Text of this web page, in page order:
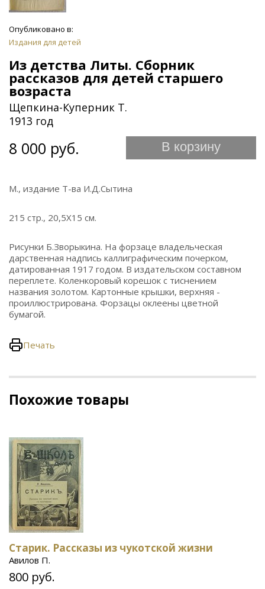
Опубликовано в:
Издания для детей
Из детства Литы. Сборник
рассказов для детей старшего
возраста
Щепкина-Куперник Т.
1913 год
8 000 руб. В корзину
М., издание Т-ва И.Д.Сытина
215 стр., 20,5Х15 см.
Рисунки Б.Зворыкина. На форзаце владельческая
дарственная надпись каллиграфическим почерком,
датированная 1917 годом. В издательском составном
переплете. Коленкоровый корешок с тиснением
названия золотом. Картонные крышки, верхняя -
проиллюстрирована. Форзацы оклеены цветной
бумагой.
Печать
Похожие товары
Старик. Рассказы из чукотской жизни
Авилов П.
800 руб.